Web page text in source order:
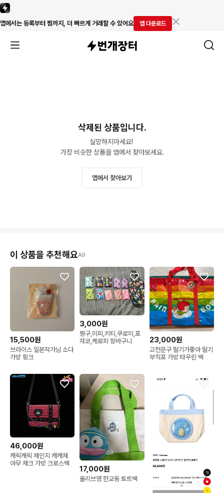
앱에서는 등록부터 찜까지, 더 빠르게 거래할 수 있어요 앱 다운로드
삭제된 상품입니다.
실망하지마세요!
가장 비슷한 상품을 앱에서 찾아보세요.
앱에서 찾아보기
이 상품을 추천해요AD
15,500원
브라이스 일본작가님 소다
가방 핑크
3,000원
짱구,미피,키티,쿠로미,포
챠코,케로피 장바구니
23,000원
고전문구 딸기가좋아 딸기
부직포 가방 타우린 백
46,000원
캐릭캐릭 체인지 캐캐체
아무 체크 가방 크로스백
17,000원
올리브영 한교동 토트백